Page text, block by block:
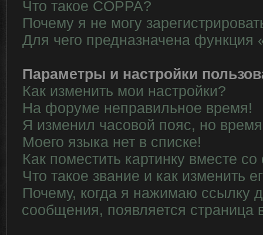
Что такое COPPA?
Почему я не могу
Для чего предназначена функция
Параметры и настройки
Как изменить мои настройки?
На форуме неправильное время!
Я изменил часовой пояс, но
Моего языка нет в списке!
Как поместить картинку вместе
Что такое звание и как изменить
Почему, когда я нажимаю ссылку
сообщения, появляется страница